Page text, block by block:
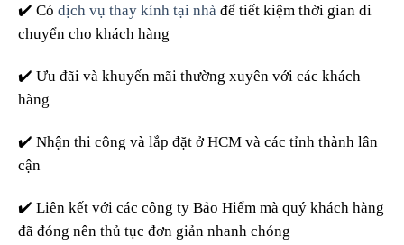
✔️ Có dịch vụ thay kính tại nhà để tiết kiệm thời gian di
chuyển cho khách hàng
✔️ Ưu đãi và khuyến mãi thường xuyên với các khách
hàng
✔️ Nhận thi công và lắp đặt ở HCM và các tỉnh thành lân
cận
✔️ Liên kết với các công ty Bảo Hiểm mà quý khách hàng
đã đóng nên thủ tục đơn giản nhanh chóng